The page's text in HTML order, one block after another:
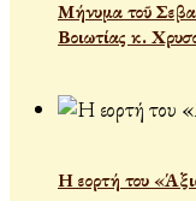
Μήνυμα τοῦ
Βοιωτίας κ.
Η εορτή του